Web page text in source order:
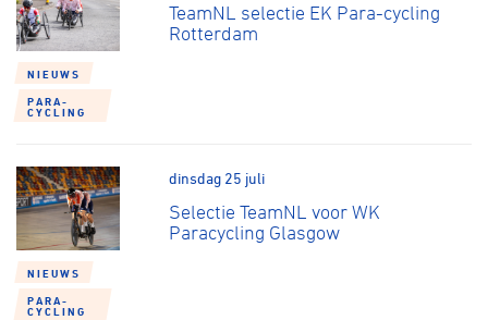
NIEUWS
PARA-
CYCLING
TeamNL selectie EK Para-cycling
Rotterdam
NIEUWS
PARA-
CYCLING
dinsdag 25 juli
Selectie TeamNL voor WK
Paracycling Glasgow